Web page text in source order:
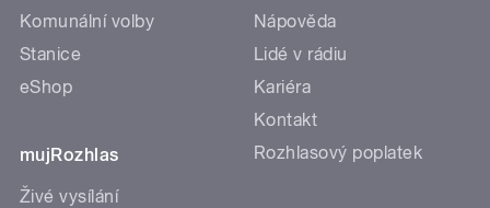
Komunální volby
Stanice
eShop
mujRozhlas
Živé vysílání
Nápověda
Lidé v rádiu
Kariéra
Kontakt
Rozhlasový poplatek